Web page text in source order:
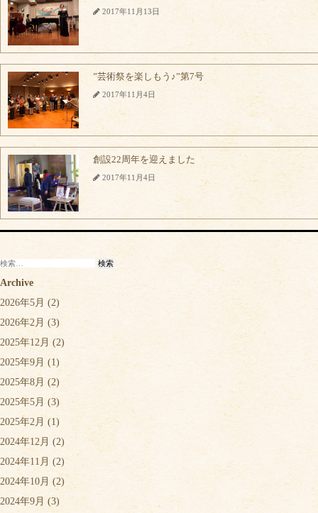
2017年11月13日
”芸術祭を楽しもう♪”第7号
2017年11月4日
創設22周年を迎えました
2017年11月4日
検
索:
Archive
2026年5月 (2)
2026年2月 (3)
2025年12月 (2)
2025年9月 (1)
2025年8月 (2)
2025年5月 (3)
2025年2月 (1)
2024年12月 (2)
2024年11月 (2)
2024年10月 (2)
2024年9月 (3)